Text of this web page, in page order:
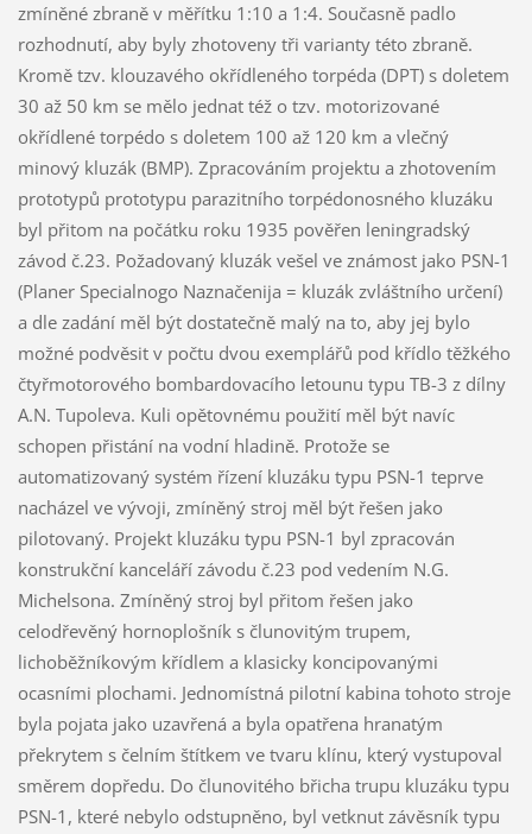
zmíněné zbraně v měřítku 1:10 a 1:4. Současně padlo
rozhodnutí, aby byly zhotoveny tři varianty této zbraně.
Kromě tzv. klouzavého okřídleného torpéda (DPT) s doletem
30 až 50 km se mělo jednat též o tzv. motorizované
okřídlené torpédo s doletem 100 až 120 km a vlečný
minový kluzák (BMP). Zpracováním projektu a zhotovením
prototypů prototypu parazitního torpédonosného kluzáku
byl přitom na počátku roku 1935 pověřen leningradský
závod č.23. Požadovaný kluzák vešel ve známost jako PSN-1
(Planer Specialnogo Naznačenija = kluzák zvláštního určení)
a dle zadání měl být dostatečně malý na to, aby jej bylo
možné podvěsit v počtu dvou exemplářů pod křídlo těžkého
čtyřmotorového bombardovacího letounu typu TB-3 z dílny
A.N. Tupoleva. Kuli opětovnému použití měl být navíc
schopen přistání na vodní hladině. Protože se
automatizovaný systém řízení kluzáku typu PSN-1 teprve
nacházel ve vývoji, zmíněný stroj měl být řešen jako
pilotovaný. Projekt kluzáku typu PSN-1 byl zpracován
konstrukční kanceláří závodu č.23 pod vedením N.G.
Michelsona. Zmíněný stroj byl přitom řešen jako
celodřevěný hornoplošník s člunovitým trupem,
lichoběžníkovým křídlem a klasicky koncipovanými
ocasními plochami. Jednomístná pilotní kabina tohoto stroje
byla pojata jako uzavřená a byla opatřena hranatým
překrytem s čelním štítkem ve tvaru klínu, který vystupoval
směrem dopředu. Do člunovitého břicha trupu kluzáku typu
PSN-1, které nebylo odstupněno, byl vetknut závěsník typu